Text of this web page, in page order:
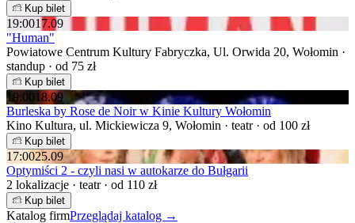
Kup bilet
19:0017.09
"Human"
Powiatowe Centrum Kultury Fabryczka, Ul. Orwida 20, Wołomin ·
standup · od 75 zł
Kup bilet
19:00 18.09
Burleska by Rose de Noir w Kinie Kultury Wołomin
Kino Kultura, ul. Mickiewicza 9, Wołomin · teatr · od 100 zł
Kup bilet
17:0025.09
Optymiści 2 - czyli nasi w autokarze do Bułgarii
2 lokalizacje · teatr · od 110 zł
Kup bilet
Katalog firmPrzeglądaj katalog →